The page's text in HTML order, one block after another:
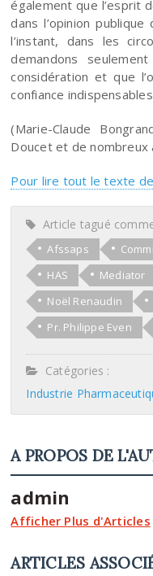
également que l’esprit
dans l’opinion
l’instant, dans les
demandons
considération et que
confiance
(Marie-Claude
Doucet et de
Pour lire tout le texte
Article tagué
Afssaps
HAS
Mediator
Noël Renaudin
Pr. Philippe Even
Catégories :
Industrie
A PROPOS DE
admin
Afficher Plus d'Articles
ARTICLES